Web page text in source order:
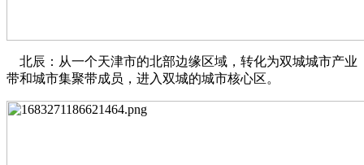
北辰：从一个天津市的北部边缘区域，转化为双城城市产业
带和城市集聚带成员，进入双城的城市核心区。